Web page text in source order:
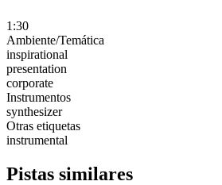
1:30
Ambiente/Temática
inspirational
presentation
corporate
Instrumentos
synthesizer
Otras etiquetas
instrumental
Pistas similares